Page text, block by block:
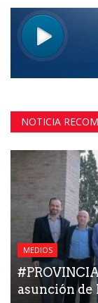
NOTICIA
MEDIOS
asunción de